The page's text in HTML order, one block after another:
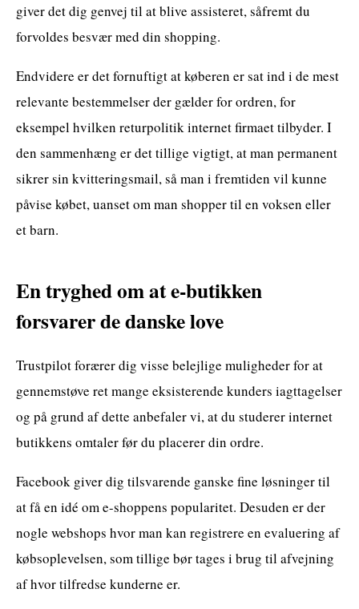
giver det dig genvej til at blive assisteret, såfremt du
forvoldes besvær med din shopping.
Endvidere er det fornuftigt at køberen er sat ind i de mest
relevante bestemmelser der gælder for ordren, for
eksempel hvilken returpolitik internet firmaet tilbyder. I
den sammenhæng er det tillige vigtigt, at man permanent
sikrer sin kvitteringsmail, så man i fremtiden vil kunne
påvise købet, uanset om man shopper til en voksen eller
et barn.
En tryghed om at e-butikken
forsvarer de danske love
Trustpilot forærer dig visse belejlige muligheder for at
gennemstøve ret mange eksisterende kunders iagttagelser
og på grund af dette anbefaler vi, at du studerer internet
butikkens omtaler før du placerer din ordre.
Facebook giver dig tilsvarende ganske fine løsninger til
at få en idé om e-shoppens popularitet. Desuden er der
nogle webshops hvor man kan registrere en evaluering af
købsoplevelsen, som tillige bør tages i brug til afvejning
af hvor tilfredse kunderne er.